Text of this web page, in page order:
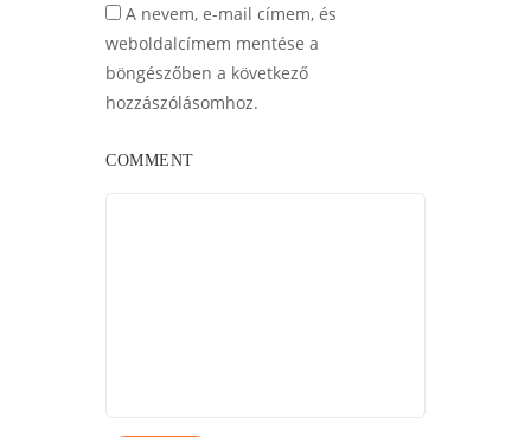
A nevem, e-mail címem, és
weboldalcímem mentése a
böngészőben a következő
hozzászólásomhoz.
COMMENT